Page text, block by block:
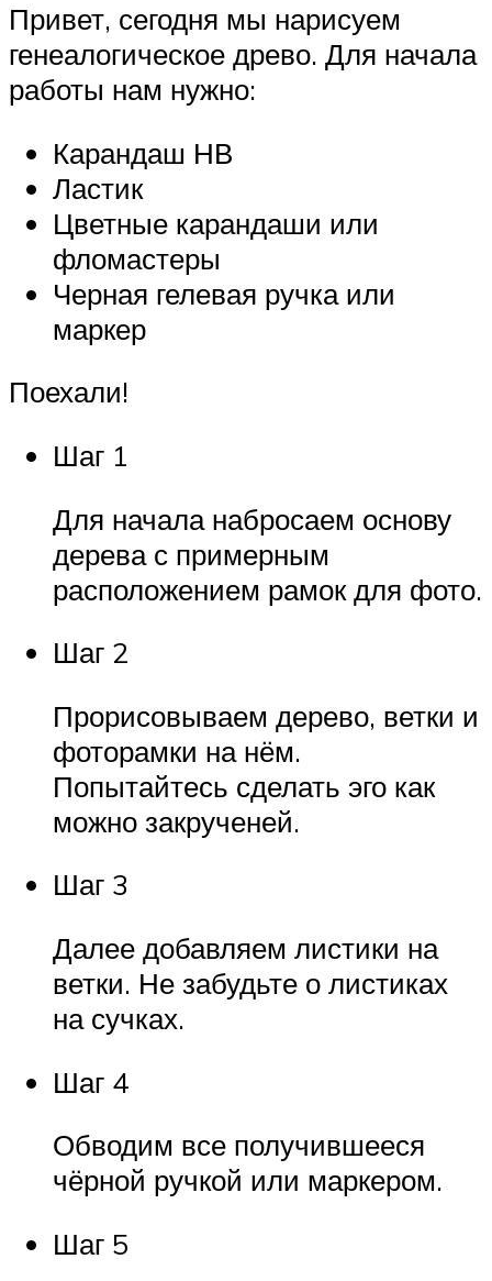
Привет, сегодня мы нарисуем
генеалогическое древо. Для начала
работы нам нужно:
Карандаш НВ
Ластик
Цветные карандаши или
фломастеры
Черная гелевая ручка или
маркер
Поехали!
Шаг 1
Для начала набросаем основу
дерева с примерным
расположением рамок для фото.
Шаг 2
Прорисовываем дерево, ветки и
фоторамки на нём.
Попытайтесь сделать эго как
можно закрученей.
Шаг 3
Далее добавляем листики на
ветки. Не забудьте о листиках
на сучках.
Шаг 4
Обводим все получившееся
чёрной ручкой или маркером.
Шаг 5